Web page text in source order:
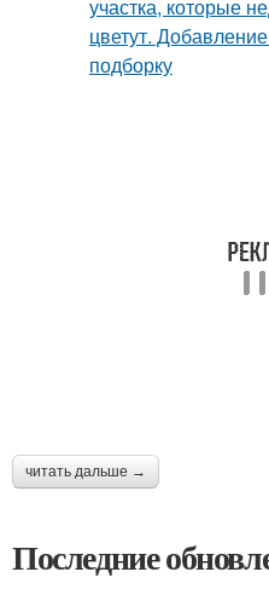
читать дальше →
Последние